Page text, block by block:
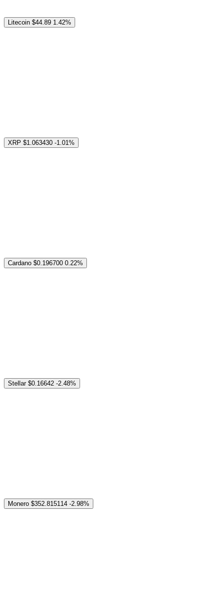
Litecoin $44.89 1.42%
XRP $1.063430 -1.01%
Cardano $0.196700 0.22%
Stellar $0.16642 -2.48%
Monero $352.815114 -2.98%